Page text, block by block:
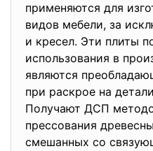
применяются для
видов мебели, за
и кресел. Эти плиты
использования в
являются
при раскрое на
Получают ДСП
прессования
смешанных со